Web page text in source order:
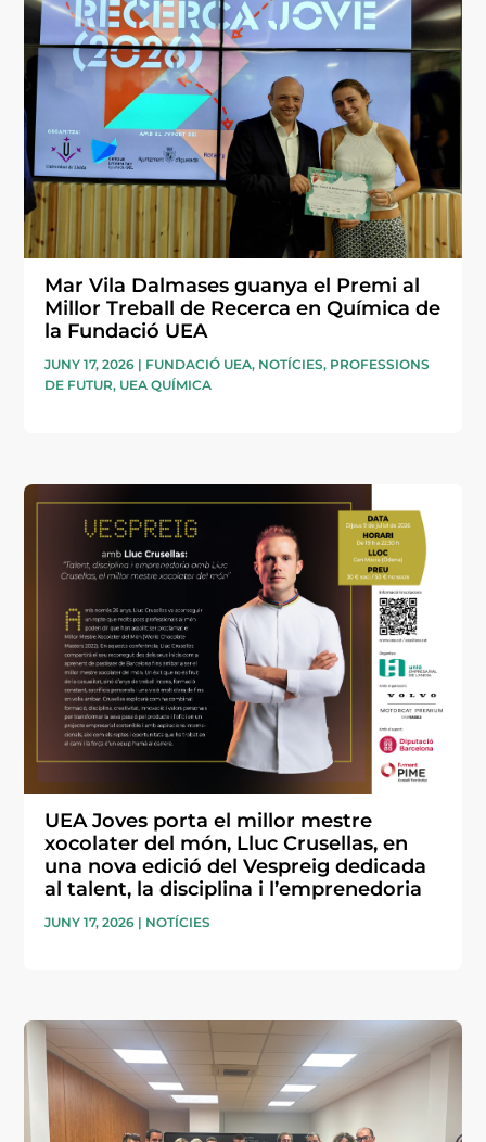
Mar Vila Dalmases guanya el Premi al
Millor Treball de Recerca en Química de
la Fundació UEA
JUNY 17, 2026 | FUNDACIÓ UEA, NOTÍCIES, PROFESSIONS
DE FUTUR, UEA QUÍMICA
UEA Joves porta el millor mestre
xocolater del món, Lluc Crusellas, en
una nova edició del Vespreig dedicada
al talent, la disciplina i l’emprenedoria
JUNY 17, 2026 | NOTÍCIES